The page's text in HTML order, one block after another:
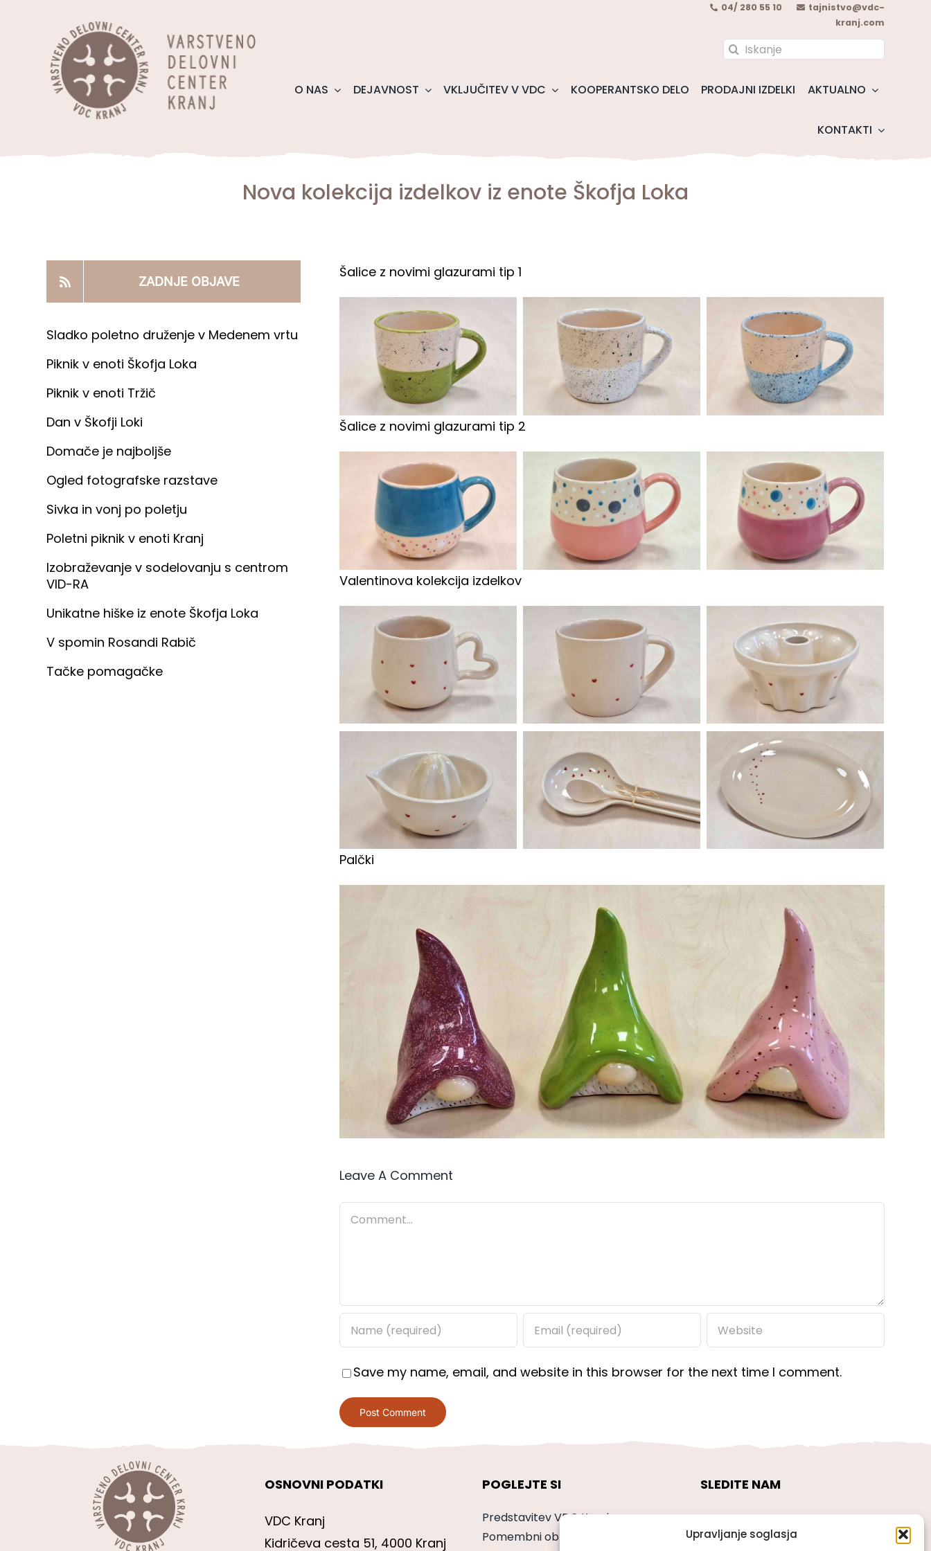
Upravljanje soglasja
04/ 280 55 10
tajnistvo@vdc-
kranj.com
Search
O NAS DEJAVNOST VKLJUČITEV V VDC KOOPERANTSKO DELO PRODAJNI IZDELKI AKTUALNO
KONTAKTI
Nova kolekcija izdelkov iz enote Škofja Loka
ZADNJE OBJAVE
Sladko poletno druženje v Medenem vrtu
Piknik v enoti Škofja Loka
Piknik v enoti Tržič
Dan v Škofji Loki
Domače je najboljše
Ogled fotografske razstave
Sivka in vonj po poletju
Poletni piknik v enoti Kranj
Izobraževanje v sodelovanju s centrom
VID-RA
Unikatne hiške iz enote Škofja Loka
V spomin Rosandi Rabič
Tačke pomagačke
Šalice z novimi glazurami tip 1
Šalice z novimi glazurami tip 2
Valentinova kolekcija izdelkov
Palčki
Leave A Comment
Comment
Save my name, email, and website in this browser for the next time I comment.
OSNOVNI PODATKI
VDC Kranj
Kidričeva cesta 51, 4000 Kranj
POGLEJTE SI
Predstavitev VDC Kranj
Pomembni obrazci
SLEDITE NAM